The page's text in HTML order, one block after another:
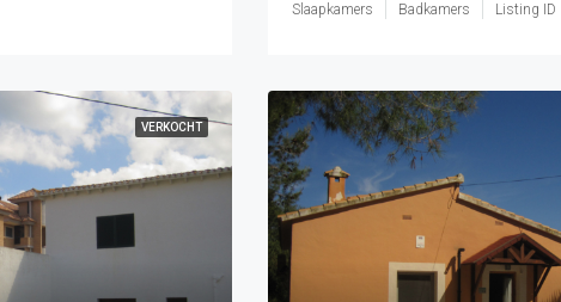
Slaapkamers Badkamers Listing ID
VERKOCHT